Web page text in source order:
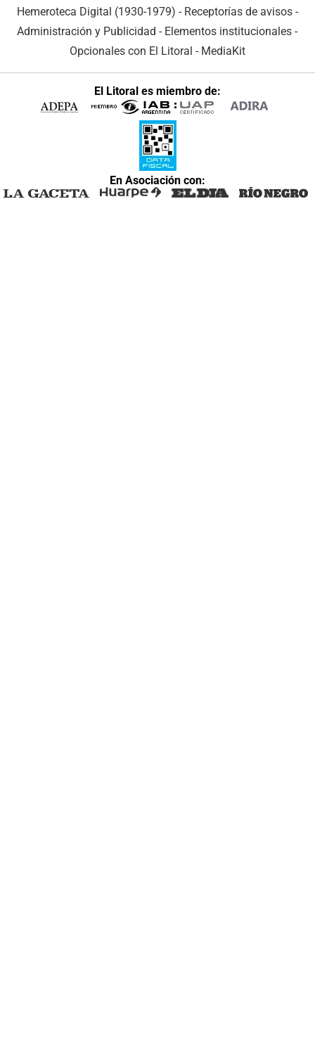
Hemeroteca Digital (1930-1979) - Receptorías de avisos -
Administración y Publicidad - Elementos institucionales -
Opcionales con El Litoral - MediaKit
El Litoral es miembro de:
En Asociación con: